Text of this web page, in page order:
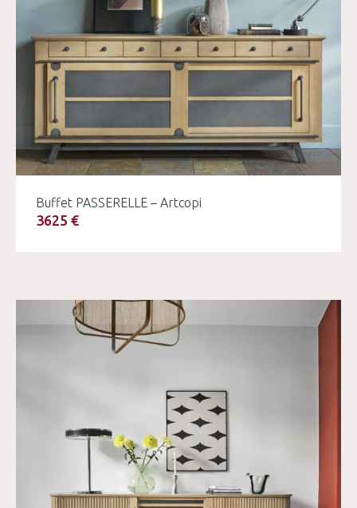
Buffet PASSERELLE – Artcopi
3625 €